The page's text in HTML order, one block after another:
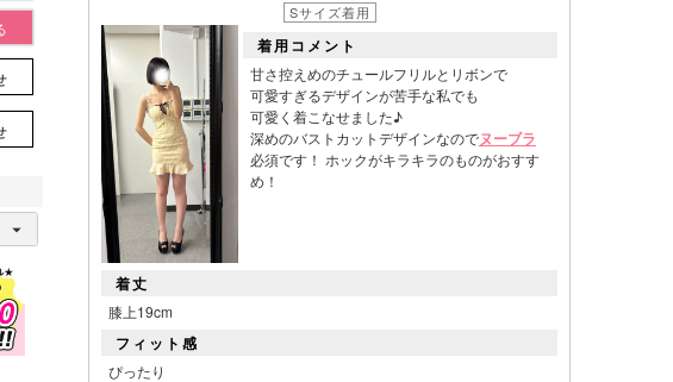
Sサイズ着用
着用コメント
甘さ控えめのチュールフリルとリボンで
可愛すぎるデザインが苦手な私でも
可愛く着こなせました♪
深めのバストカットデザインなのでヌーブラ
必須です！ ホックがキラキラのものがおすす
め！
着丈
膝上19cm
フィット感
ぴったり